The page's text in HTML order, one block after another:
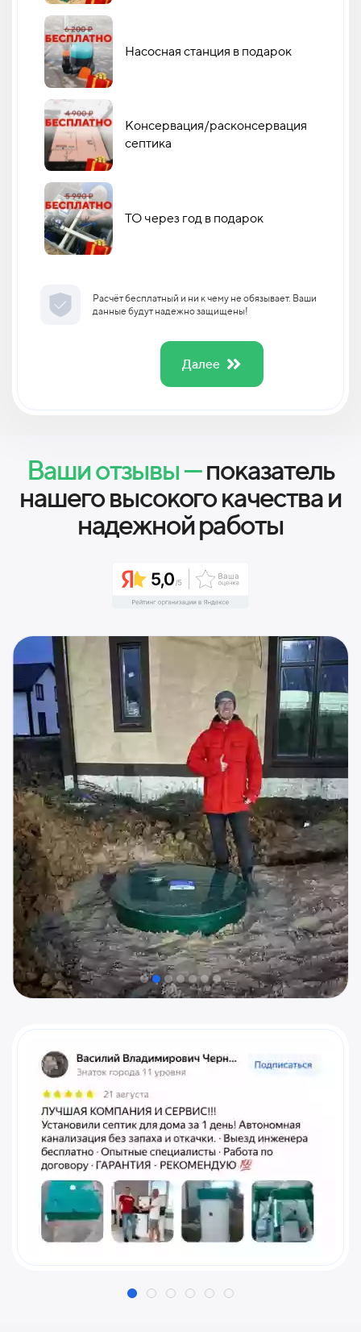
Насосная станция в подарок
Консервация/расконсервация
септика
ТО через год в подарок
Расчёт бесплатный и ни к чему не обязывает. Ваши
данные будут надежно защищены!
Далее
Ваши отзывы —показатель
нашего высокого качества и
надежной работы